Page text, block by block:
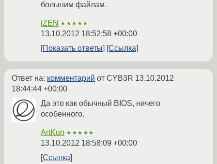
большим файлам.
iZEN ★★★★★
13.10.2012 18:52:58 +00:00
Показать ответы
Ссылка
Ответ на: комментарий от CYB3R 13.10.2012
18:44:44 +00:00
Да это как обычный BIOS, ничего
особенного.
ArtKun ★★★★★
13.10.2012 18:58:09 +00:00
Ссылка